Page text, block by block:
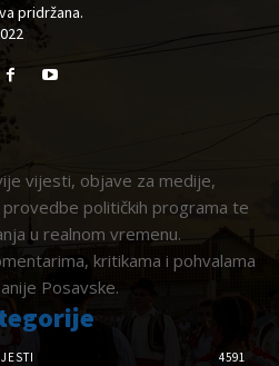
pridržana.
vijesti, objave za medije,
političkih programa te
u realnom vremenu.
kritikama i pohvalama
Posavske.
4591